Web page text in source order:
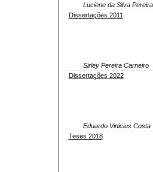
Luciene da Silva Pereira
Dissertações 2011
Sirley Pereira Carneiro
Dissertações 2022
Eduardo Vinicius Costa
Teses 2018